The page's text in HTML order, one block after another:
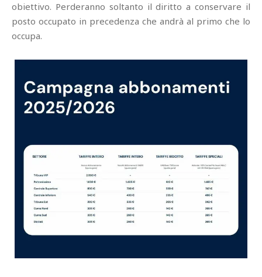
obiettivo. Perderanno soltanto il diritto a conservare il
posto occupato in precedenza che andrà al primo che lo
occupa.